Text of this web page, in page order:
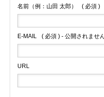
名前（例：山田 太郎） ( 必須 )
E-MAIL ( 必須 ) - 公開されませ
URL